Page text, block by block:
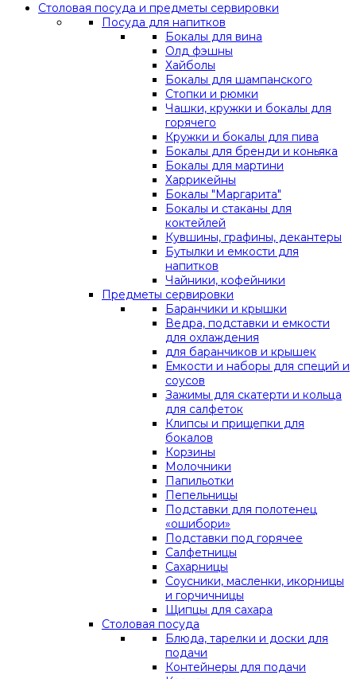
Столовая посуда и предметы сервировки
Посуда для напитков
Бокалы для вина
Олд фэшны
Хайболы
Бокалы для шампанского
Стопки и рюмки
Чашки, кружки и бокалы для
горячего
Кружки и бокалы для пива
Бокалы для бренди и коньяка
Бокалы для мартини
Харрикейны
Бокалы "Маргарита"
Бокалы и стаканы для
коктейлей
Кувшины, графины, декантеры
Бутылки и емкости для
напитков
Чайники, кофейники
Предметы сервировки
Баранчики и крышки
Ведра, подставки и емкости
для охлаждения
для баранчиков и крышек
Емкости и наборы для специй и
соусов
Зажимы для скатерти и кольца
для салфеток
Клипсы и прищепки для
бокалов
Корзины
Молочники
Папильотки
Пепельницы
Подставки для полотенец
«ошибори»
Подставки под горячее
Салфетницы
Сахарницы
Соусники, масленки, икорницы
и горчичницы
Щипцы для сахара
Столовая посуда
Блюда, тарелки и доски для
подачи
Контейнеры для подачи